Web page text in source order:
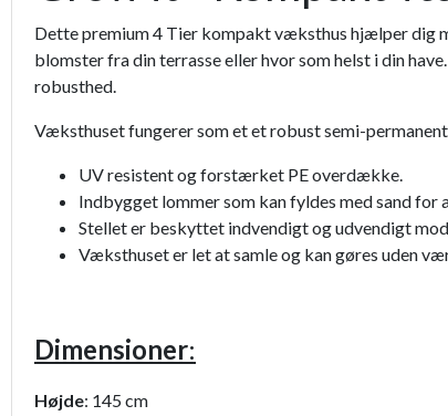
Dette premium 4 Tier kompakt væksthus hjælper dig
blomster fra din terrasse eller hvor som helst i din
robusthed.
Væksthuset fungerer som et et robust semi-
UV resistent og forstærket PE overdække.
Indbygget lommer som kan fyldes med sand
Stellet er beskyttet indvendigt og udvendigt
Væksthuset er let at samle og kan gøres uden
Dimensioner:
Højde: 145 cm